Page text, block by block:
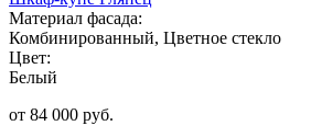
Материал фасада:
Комбинированный, Цветное стекло
Цвет:
Белый
от 84 000 руб.